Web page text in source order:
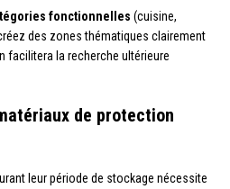
fonctionnelles (cuisine,
des zones thématiques clairement
facilitera la recherche ultérieure
de protection
leur période de stockage nécessite